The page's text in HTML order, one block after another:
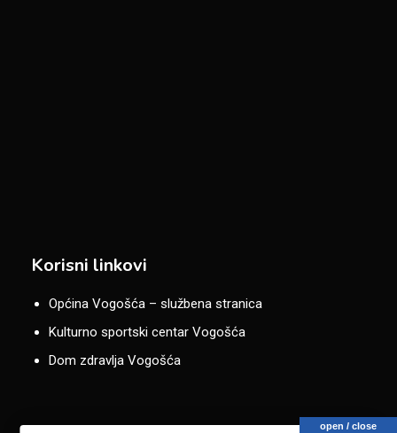
Korisni linkovi
Općina Vogošća – službena stranica
Kulturno sportski centar Vogošća
Dom zdravlja Vogošća
open / close